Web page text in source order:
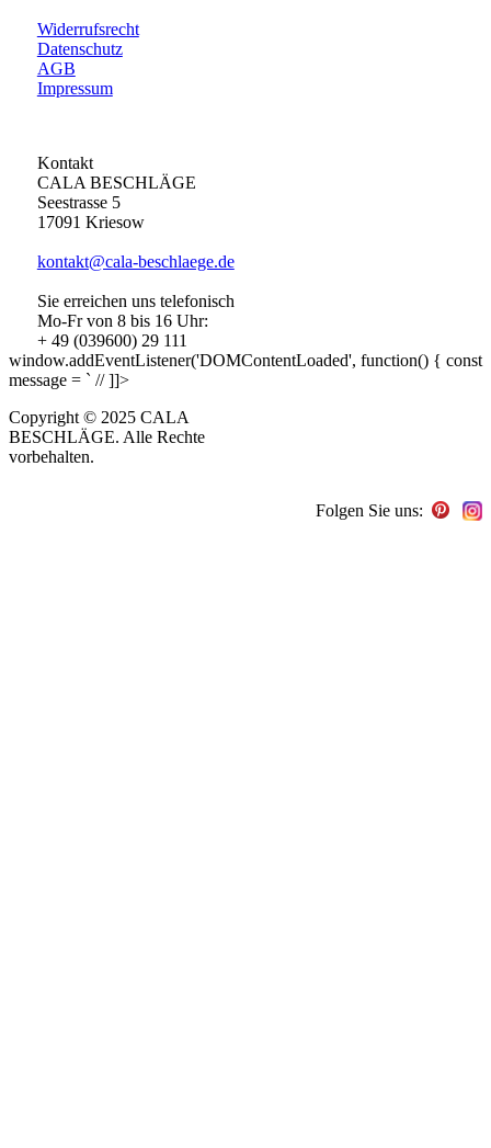
Widerrufsrecht
Datenschutz
AGB
Impressum
Kontakt
CALA BESCHLÄGE
Seestrasse 5
17091 Kriesow
kontakt@cala-beschlaege.de
Sie erreichen uns telefonisch
Mo-Fr von 8 bis 16 Uhr:
+ 49 (039600) 29 111
window.addEventListener('DOMContentLoaded', function() { const
message = ` // ]]>
Copyright © 2025 CALA
BESCHLÄGE. Alle Rechte
vorbehalten.
Folgen Sie uns: